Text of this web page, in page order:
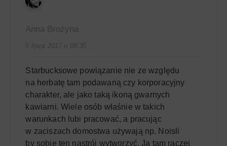
Starbucksowe powiązanie nie ze względu
na herbatę tam podawaną czy korporacyjny
charakter, ale jako taką ikoną gwarnych
kawiarni. Wiele osób właśnie w takich
warunkach lubi pracować, a pracując
w zaciszach domostwa używają np. Noisli
by sobie ten nastrój wytworzyć. Ja tam raczej